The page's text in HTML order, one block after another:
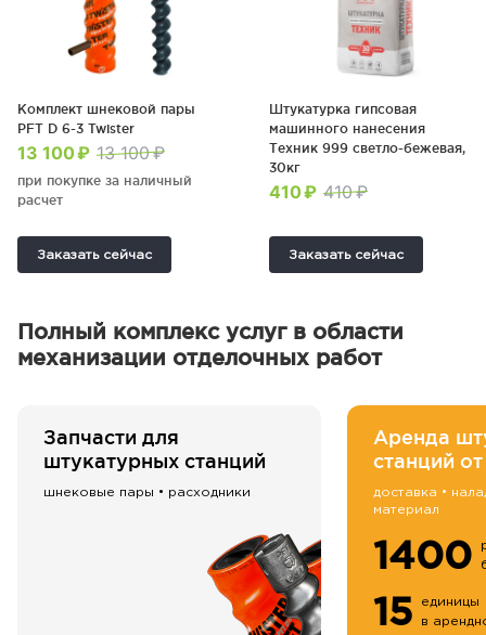
Комплект шнековой пары
PFT D 6-3 Twister
13 100 ₽ 13 100 ₽
при покупке за наличный
расчет
Заказать сейчас
Штукатурка гипсовая
машинного нанесения
Техник 999 светло-бежевая,
30кг
410 ₽ 410 ₽
Заказать сейчас
Полный комплекс услуг в области
механизации отделочных работ
Запчасти для
штукатурных станций
шнековые пары • расходники
Аренда
станций
доставка •
материал
1400
15
единицы
в